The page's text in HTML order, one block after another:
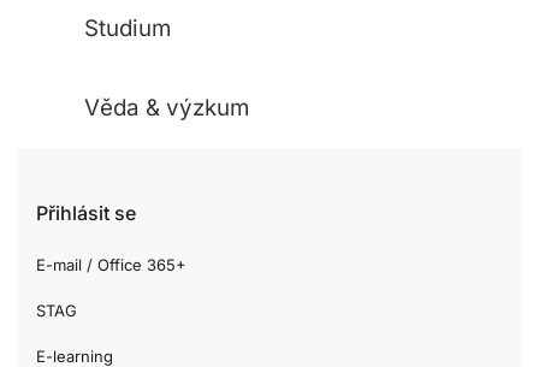
Studium
Věda & výzkum
Přihlásit se
E-mail / Office 365+
STAG
E-learning